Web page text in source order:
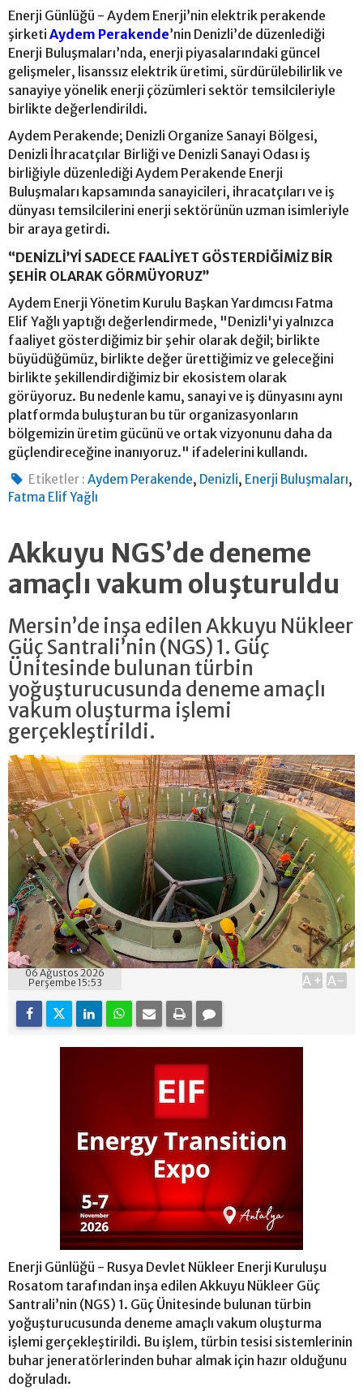
Enerji Günlüğü - Aydem Enerji’nin elektrik perakende
şirketi Aydem Perakende’nin Denizli’de düzenlediği
Enerji Buluşmaları’nda, enerji piyasalarındaki güncel
gelişmeler, lisanssız elektrik üretimi, sürdürülebilirlik ve
sanayiye yönelik enerji çözümleri sektör temsilcileriyle
birlikte değerlendirildi.
Aydem Perakende; Denizli Organize Sanayi Bölgesi,
Denizli İhracatçılar Birliği ve Denizli Sanayi Odası iş
birliğiyle düzenlediği Aydem Perakende Enerji
Buluşmaları kapsamında sanayicileri, ihracatçıları ve iş
dünyası temsilcilerini enerji sektörünün uzman isimleriyle
bir araya getirdi.
“DENİZLİ’Yİ SADECE FAALİYET GÖSTERDİĞİMİZ BİR
ŞEHİR OLARAK GÖRMÜYORUZ”
Aydem Enerji Yönetim Kurulu Başkan Yardımcısı Fatma
Elif Yağlı yaptığı değerlendirmede, "Denizli'yi yalnızca
faaliyet gösterdiğimiz bir şehir olarak değil; birlikte
büyüdüğümüz, birlikte değer ürettiğimiz ve geleceğini
birlikte şekillendirdiğimiz bir ekosistem olarak
görüyoruz. Bu nedenle kamu, sanayi ve iş dünyasını aynı
platformda buluşturan bu tür organizasyonların
bölgemizin üretim gücünü ve ortak vizyonunu daha da
güçlendireceğine inanıyoruz." ifadelerini kullandı.
Etiketler : Aydem Perakende, Denizli, Enerji Buluşmaları,
Fatma Elif Yağlı
Akkuyu NGS’de deneme
amaçlı vakum oluşturuldu
Mersin’de inşa edilen Akkuyu Nükleer
Güç Santrali’nin (NGS) 1. Güç
Ünitesinde bulunan türbin
yoğuşturucusunda deneme amaçlı
vakum oluşturma işlemi
gerçekleştirildi.
06 Ağustos 2026
Perşembe 15:53
A+ A-
Enerji Günlüğü - Rusya Devlet Nükleer Enerji Kuruluşu
Rosatom tarafından inşa edilen Akkuyu Nükleer Güç
Santrali’nin (NGS) 1. Güç Ünitesinde bulunan türbin
yoğuşturucusunda deneme amaçlı vakum oluşturma
işlemi gerçekleştirildi. Bu işlem, türbin tesisi sistemlerinin
buhar jeneratörlerinden buhar almak için hazır olduğunu
doğruladı.